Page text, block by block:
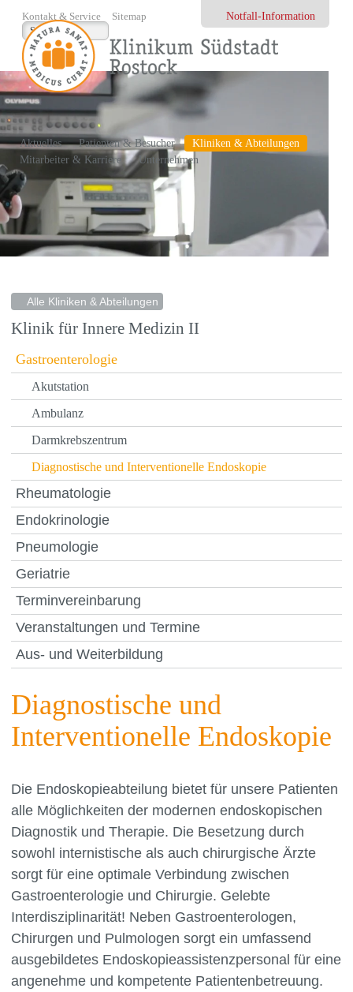
Kontakt & Service Sitemap Notfall-Information
Aktuelles Patienten & Besucher
Kliniken & Abteilungen
Mitarbeiter & Karriere
Unternehmen
Alle Kliniken & Abteilungen
Klinik für Innere Medizin II
Gastroenterologie
Akutstation
Ambulanz
Darmkrebszentrum
Diagnostische und Interventionelle Endoskopie
Rheumatologie
Endokrinologie
Pneumologie
Geriatrie
Terminvereinbarung
Veranstaltungen und Termine
Aus- und Weiterbildung
Diagnostische und
Interventionelle Endoskopie
Die Endoskopieabteilung bietet für unsere Patienten
alle Möglichkeiten der modernen endoskopischen
Diagnostik und Therapie. Die Besetzung durch
sowohl internistische als auch chirurgische Ärzte
sorgt für eine optimale Verbindung zwischen
Gastroenterologie und Chirurgie. Gelebte
Interdisziplinarität! Neben Gastroenterologen,
Chirurgen und Pulmologen sorgt ein umfassend
ausgebildetes Endoskopieassistenzpersonal für eine
angenehme und kompetente Patientenbetreuung.